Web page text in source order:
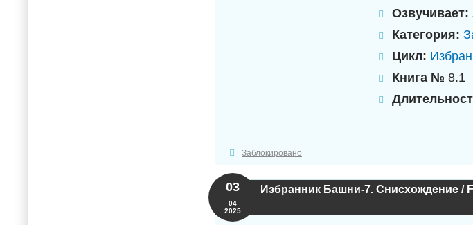
Озвучивает:
Категория:
Цикл:
Книга № 8.1
Заблокировано
Избранник Башни-7. Снисхождение /
03
04
2025